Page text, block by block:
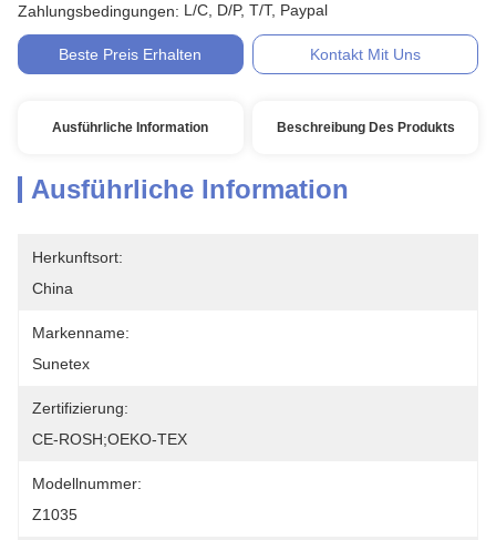
Zahlungsbedingungen: L/C, D/P, T/T, Paypal
Beste Preis Erhalten Kontakt Mit Uns
Ausführliche Information Beschreibung Des Produkts
Ausführliche Information
Herkunftsort:
China
Markenname:
Sunetex
Zertifizierung:
CE-ROSH;OEKO-TEX
Modellnummer:
Z1035